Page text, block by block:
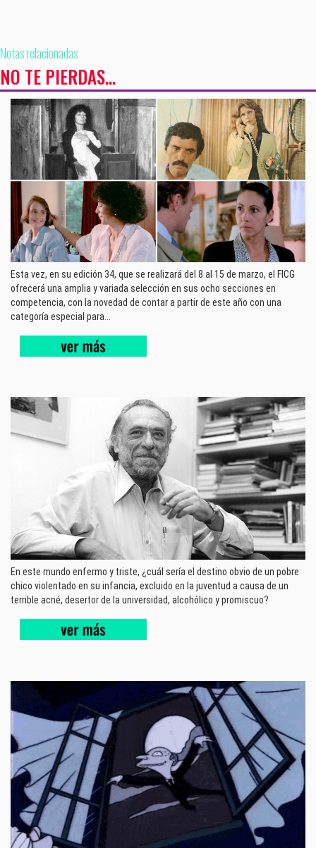
Notas relacionadas
NO TE PIERDAS...
Esta vez, en su edición 34, que se realizará del 8 al 15 de marzo, el FICG
ofrecerá una amplia y variada selección en sus ocho secciones en
competencia, con la novedad de contar a partir de este año con una
categoría especial para...
En este mundo enfermo y triste, ¿cuál sería el destino obvio de un pobre
chico violentado en su infancia, excluido en la juventud a causa de un
terrible acné, desertor de la universidad, alcohólico y promiscuo?